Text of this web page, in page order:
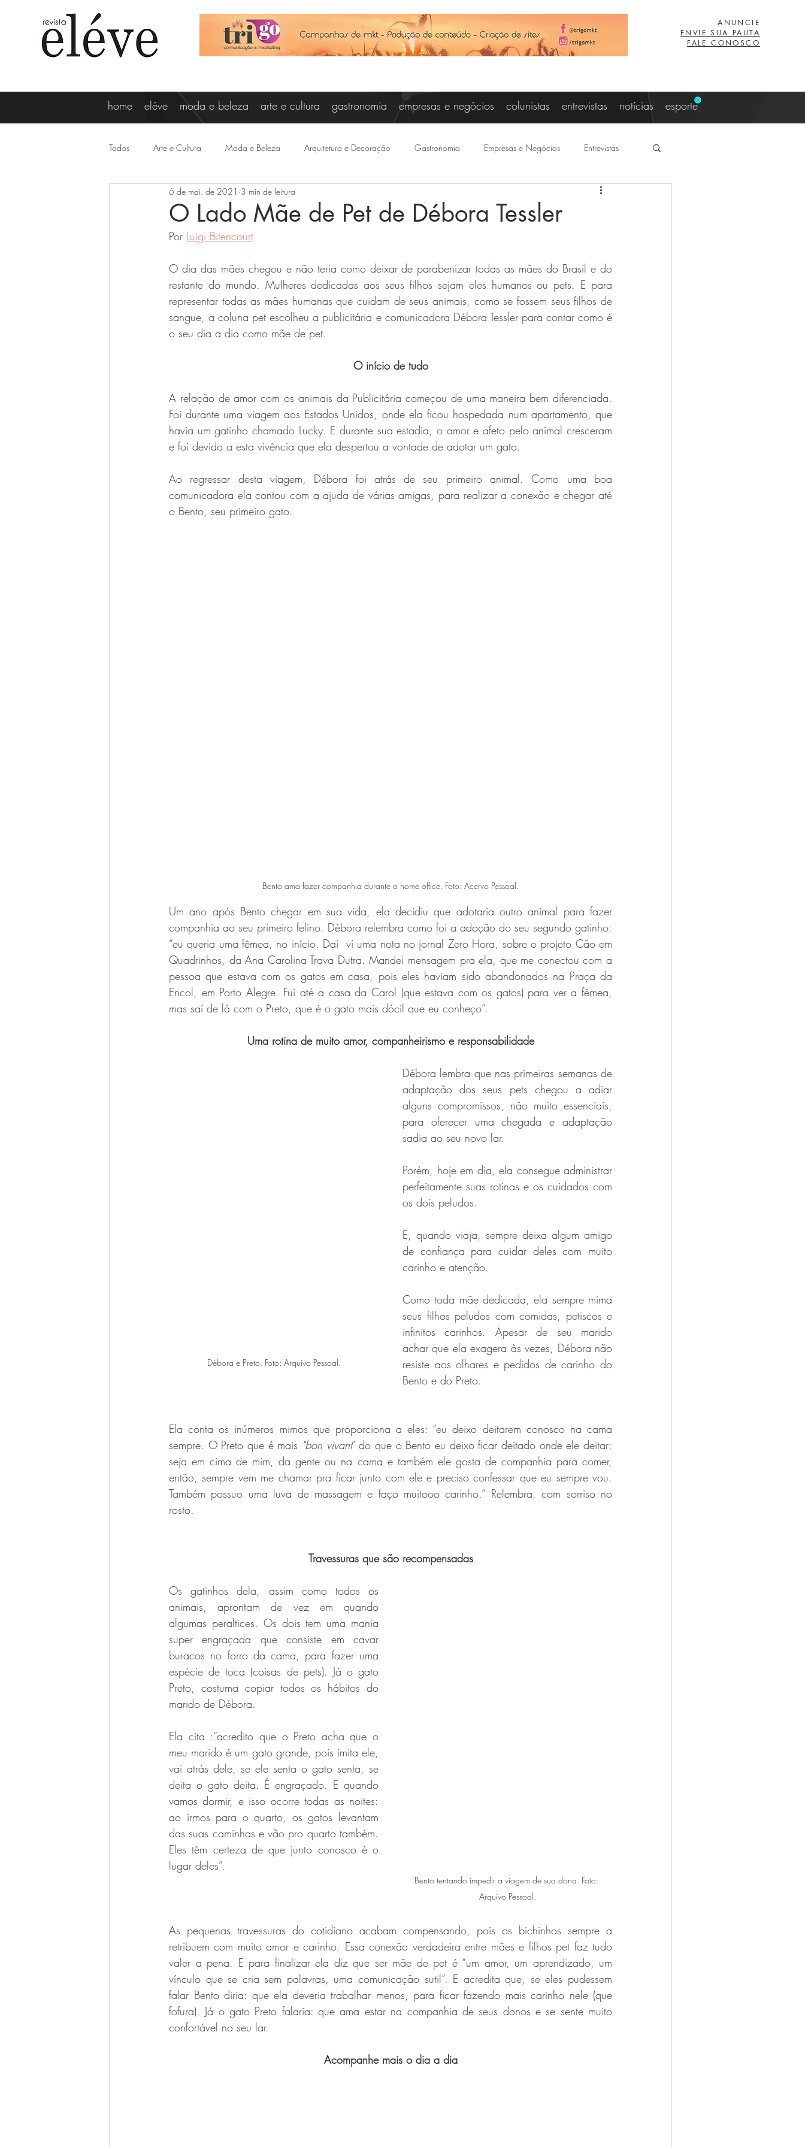
ANUNCIE
ENVIE SUA PAUTA
FALE CONOSCO
home eléve moda e beleza arte e cultura gastronomia empresas e negócios colunistas entrevistas notícias esporte
Todos Arte e Cultura Moda e Beleza Arquitetura e Decoração Gastronomia Empresas e Negócios Entrevistas
Vagner Oliveira Lizi Ricco Vanessa Campos Lucas Eibs
Gabi Minussi
Luigi Bitencourt Miréia Borges Saúde e Estética Gabrielle Adames luis-pissaia Andrea Oliveira
Ana Paula Oliveira Vanessa Machry Daniela Fonseca
O Lado Mãe de Pet de Débora Tessler
6 de mai. de 2021 3 min de leitura
Por Luigi Bitencourt
O dia das mães chegou e não teria como deixar de parabenizar todas as mães do Brasil e do
restante do mundo. Mulheres dedicadas aos seus filhos sejam eles humanos ou pets. E para
representar todas as mães humanas que cuidam de seus animais, como se fossem seus filhos de
sangue, a coluna pet escolheu a publicitária e comunicadora Débora Tessler para contar como é
o seu dia a dia como mãe de pet.
O início de tudo
A relação de amor com os animais da Publicitária começou de uma maneira bem diferenciada.
Foi durante uma viagem aos Estados Unidos, onde ela ficou hospedada num apartamento, que
havia um gatinho chamado Lucky. E durante sua estadia, o amor e afeto pelo animal cresceram
e foi devido a esta vivência que ela despertou a vontade de adotar um gato.
Ao regressar desta viagem, Débora foi atrás de seu primeiro animal. Como uma boa
comunicadora ela contou com a ajuda de várias amigas, para realizar a conexão e chegar até
o Bento, seu primeiro gato.
Bento ama fazer companhia durante o home office. Foto: Acervo Pessoal.
Um ano após Bento chegar em sua vida, ela decidiu que adotaria outro animal para fazer
companhia ao seu primeiro felino. Débora relembra como foi a adoção do seu segundo gatinho:
“eu queria uma fêmea, no início. Daí  ví uma nota no jornal Zero Hora, sobre o projeto Cão em
Quadrinhos, da Ana Carolina Trava Dutra. Mandei mensagem pra ela, que me conectou com a
pessoa que estava com os gatos em casa, pois eles haviam sido abandonados na Praça da
Encol, em Porto Alegre. Fui até a casa da Carol (que estava com os gatos) para ver a fêmea,
mas saí de lá com o Preto, que é o gato mais dócil que eu conheço”.
Uma rotina de muito amor, companheirismo e responsabilidade
Débora e Preto. Foto: Arquivo Pessoal.
Débora lembra que nas primeiras semanas de
adaptação dos seus pets chegou a adiar
alguns compromissos, não muito essenciais,
para oferecer uma chegada e adaptação
sadia ao seu novo lar.
Porém, hoje em dia, ela consegue administrar
perfeitamente suas rotinas e os cuidados com
os dois peludos.
E, quando viaja, sempre deixa algum amigo
de confiança para cuidar deles com muito
carinho e atenção.
Como toda mãe dedicada, ela sempre mima
seus filhos peludos com comidas, petiscos e
infinitos carinhos. Apesar de seu marido
achar que ela exagera às vezes, Débora não
resiste aos olhares e pedidos de carinho do
Bento e do Preto.
Ela conta os inúmeros mimos que proporciona a eles: “eu deixo deitarem conosco na cama
sempre. O Preto que é mais "bon vivant" do que o Bento eu deixo ficar deitado onde ele deitar:
seja em cima de mim, da gente ou na cama e também ele gosta de companhia para comer,
então, sempre vem me chamar pra ficar junto com ele e preciso confessar que eu sempre vou.
Também possuo uma luva de massagem e faço muitooo carinho.” Relembra, com sorriso no
rosto.
Travessuras que são recompensadas
Bento tentando impedir a viagem de sua dona. Foto:
Arquivo Pessoal.
Os gatinhos dela, assim como todos os
animais, aprontam de vez em quando
algumas peraltices. Os dois tem uma mania
super engraçada que consiste em cavar
buracos no forro da cama, para fazer uma
espécie de toca (coisas de pets). Já o gato
Preto, costuma copiar todos os hábitos do
marido de Débora.
Ela cita :“acredito que o Preto acha que o
meu marido é um gato grande, pois imita ele,
vai atrás dele, se ele senta o gato senta, se
deita o gato deita. É engraçado. E quando
vamos dormir, e isso ocorre todas as noites:
ao irmos para o quarto, os gatos levantam
das suas caminhas e vão pro quarto também.
Eles têm certeza de que junto conosco é o
lugar deles”.
As pequenas travessuras do cotidiano acabam compensando, pois os bichinhos sempre a
retribuem com muito amor e carinho. Essa conexão verdadeira entre mães e filhos pet faz tudo
valer a pena. E para finalizar ela diz que ser mãe de pet é “um amor, um aprendizado, um
vínculo que se cria sem palavras, uma comunicação sutil”. E acredita que, se eles pudessem
falar Bento diria: que ela deveria trabalhar menos, para ficar fazendo mais carinho nele (que
fofura). Já o gato Preto falaria: que ama estar na companhia de seus donos e se sente muito
confortável no seu lar.
Acompanhe mais o dia a dia